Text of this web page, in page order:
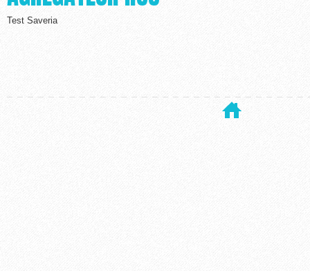
Test Saveria